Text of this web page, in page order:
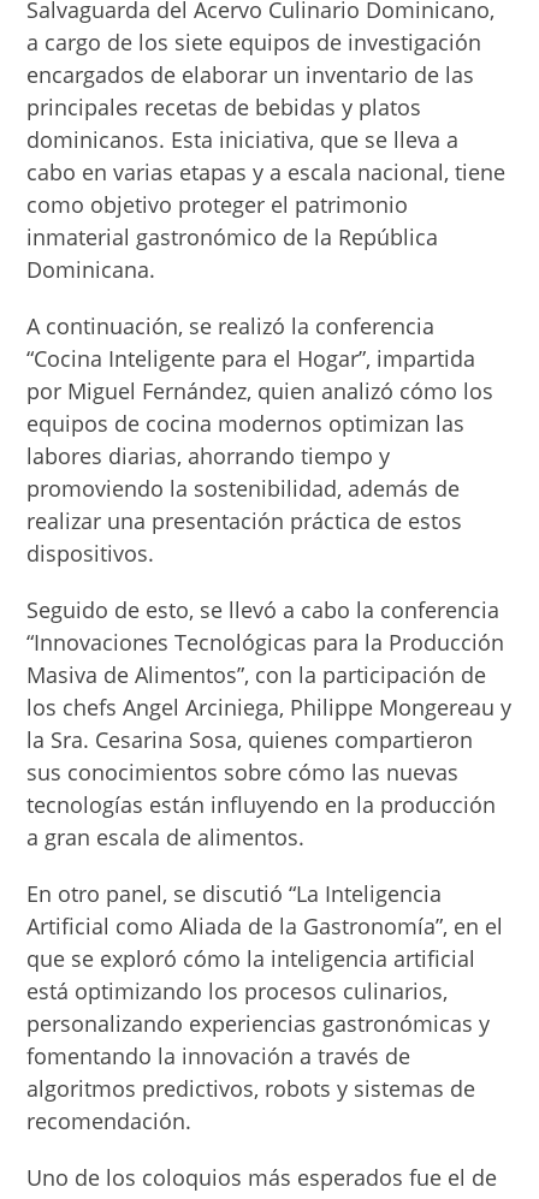
Salvaguarda del Acervo Culinario Dominicano,
a cargo de los siete equipos de investigación
encargados de elaborar un inventario de las
principales recetas de bebidas y platos
dominicanos. Esta iniciativa, que se lleva a
cabo en varias etapas y a escala nacional, tiene
como objetivo proteger el patrimonio
inmaterial gastronómico de la República
Dominicana.
A continuación, se realizó la conferencia
“Cocina Inteligente para el Hogar”, impartida
por Miguel Fernández, quien analizó cómo los
equipos de cocina modernos optimizan las
labores diarias, ahorrando tiempo y
promoviendo la sostenibilidad, además de
realizar una presentación práctica de estos
dispositivos.
Seguido de esto, se llevó a cabo la conferencia
“Innovaciones Tecnológicas para la Producción
Masiva de Alimentos”, con la participación de
los chefs Angel Arciniega, Philippe Mongereau y
la Sra. Cesarina Sosa, quienes compartieron
sus conocimientos sobre cómo las nuevas
tecnologías están influyendo en la producción
a gran escala de alimentos.
En otro panel, se discutió “La Inteligencia
Artificial como Aliada de la Gastronomía”, en el
que se exploró cómo la inteligencia artificial
está optimizando los procesos culinarios,
personalizando experiencias gastronómicas y
fomentando la innovación a través de
algoritmos predictivos, robots y sistemas de
recomendación.
Uno de los coloquios más esperados fue el de